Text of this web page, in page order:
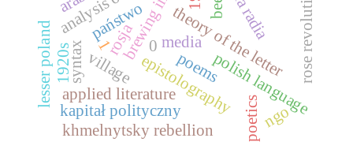
theory of the letter
epistolography
applied literature
media
państwo
0
syntax polish language
rosja
kapitał polityczny
village
lesser poland
poetics
poems rose revolution
1
khmelnytsky rebellion
1920s
ngo